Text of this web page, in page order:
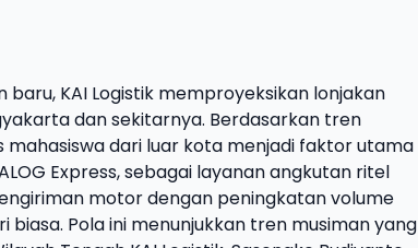
KAI Logistik memproyeksikan lonjakan
dan sekitarnya. Berdasarkan tren
dari luar kota menjadi faktor utama
Express, sebagai layanan angkutan ritel
motor dengan peningkatan volume
Pola ini menunjukkan tren musiman yang